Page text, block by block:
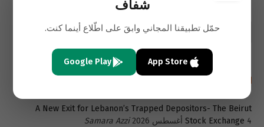
أحدث المقالات باللغة الإنجليزية
A New Exit for Lebanon’s Trapped Depositors- The Beirut
Stock Exchange 4 أغسطس 2026
Samara Azzi
شفاف
حمّل تطبيقنا المجاني وابقَ على اطّلاع أينما كنت.
App Store
Google Play